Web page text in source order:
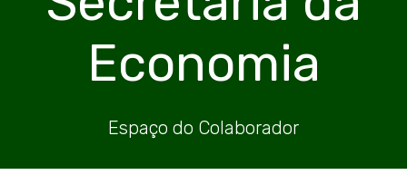
Economia
Espaço do Colaborador